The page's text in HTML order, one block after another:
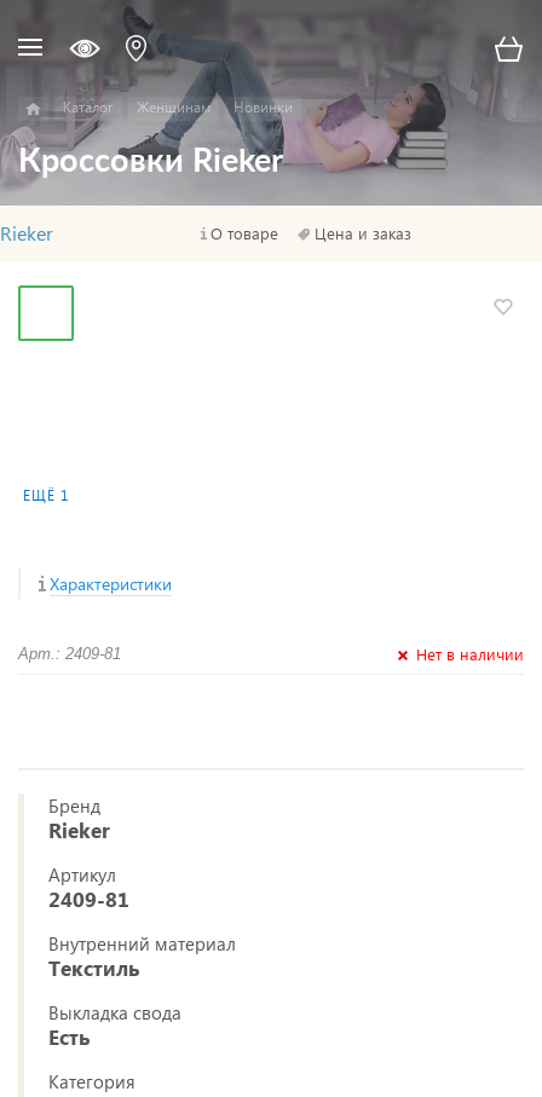
Каталог Женщинам Новинки
Кроссовки Rieker
Rieker О товаре Цена и заказ
ЕЩЁ 1
Характеристики
Арт.: 2409-81 Нет в наличии
Бренд
Rieker
Артикул
2409-81
Внутренний материал
Текстиль
Выкладка свода
Есть
Категория